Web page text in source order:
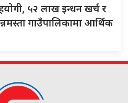
५२ लाख इन्धन खर्च र
गाउँपालिकामा आर्थिक